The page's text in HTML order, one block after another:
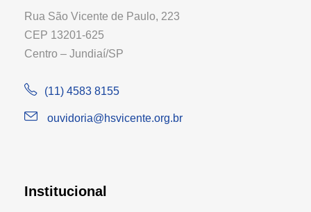
Rua São Vicente de Paulo, 223
CEP 13201-625
Centro – Jundiaí/SP
(11) 4583 8155
ouvidoria@hsvicente.org.br
Institucional